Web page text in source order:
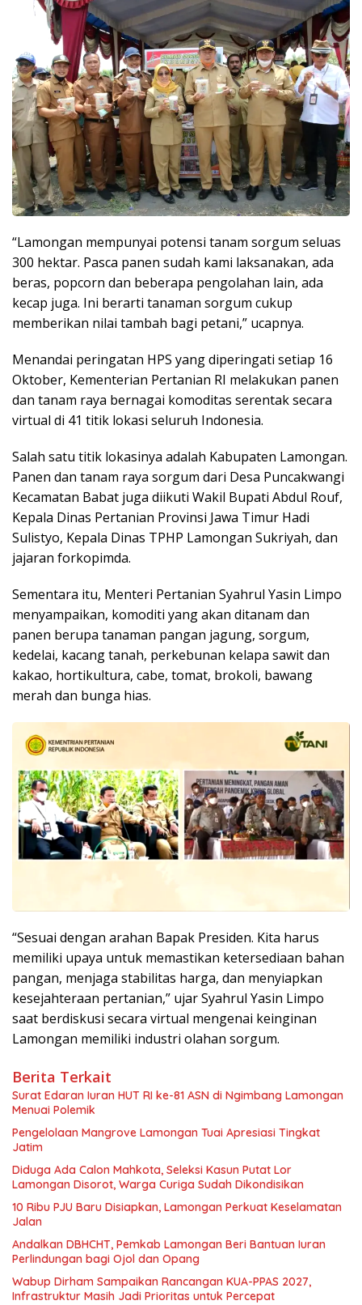
“Lamongan mempunyai potensi tanam sorgum seluas
300 hektar. Pasca panen sudah kami laksanakan, ada
beras, popcorn dan beberapa pengolahan lain, ada
kecap juga. Ini berarti tanaman sorgum cukup
memberikan nilai tambah bagi petani,” ucapnya.
Menandai peringatan HPS yang diperingati setiap 16
Oktober, Kementerian Pertanian RI melakukan panen
dan tanam raya bernagai komoditas serentak secara
virtual di 41 titik lokasi seluruh Indonesia.
Salah satu titik lokasinya adalah Kabupaten Lamongan.
Panen dan tanam raya sorgum dari Desa Puncakwangi
Kecamatan Babat juga diikuti Wakil Bupati Abdul Rouf,
Kepala Dinas Pertanian Provinsi Jawa Timur Hadi
Sulistyo, Kepala Dinas TPHP Lamongan Sukriyah, dan
jajaran forkopimda.
Sementara itu, Menteri Pertanian Syahrul Yasin Limpo
menyampaikan, komoditi yang akan ditanam dan
panen berupa tanaman pangan jagung, sorgum,
kedelai, kacang tanah, perkebunan kelapa sawit dan
kakao, hortikultura, cabe, tomat, brokoli, bawang
merah dan bunga hias.
“Sesuai dengan arahan Bapak Presiden. Kita harus
memiliki upaya untuk memastikan ketersediaan bahan
pangan, menjaga stabilitas harga, dan menyiapkan
kesejahteraan pertanian,” ujar Syahrul Yasin Limpo
saat berdiskusi secara virtual mengenai keinginan
Lamongan memiliki industri olahan sorgum.
Berita Terkait
Surat Edaran Iuran HUT RI ke-81 ASN di Ngimbang Lamongan
Menuai Polemik
Pengelolaan Mangrove Lamongan Tuai Apresiasi Tingkat
Jatim
Diduga Ada Calon Mahkota, Seleksi Kasun Putat Lor
Lamongan Disorot, Warga Curiga Sudah Dikondisikan
10 Ribu PJU Baru Disiapkan, Lamongan Perkuat Keselamatan
Jalan
Andalkan DBHCHT, Pemkab Lamongan Beri Bantuan Iuran
Perlindungan bagi Ojol dan Opang
Wabup Dirham Sampaikan Rancangan KUA-PPAS 2027,
Infrastruktur Masih Jadi Prioritas untuk Percepat